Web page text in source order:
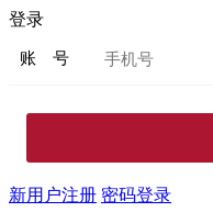
登录
账 号
新用户注册 密码登录